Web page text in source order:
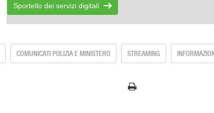
Sportello dei servizi digitali
COMUNICATI POLIZIA E MINISTERO STREAMING